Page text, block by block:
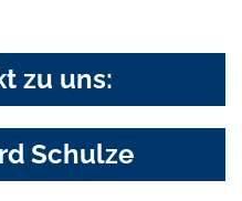
zu uns:
Schulze